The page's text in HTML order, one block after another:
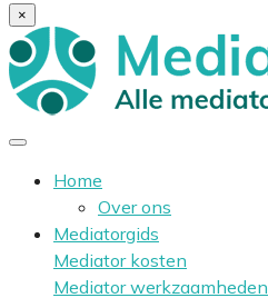
×
Home
Over ons
Mediatorgids
Mediator kosten
Mediator werkzaamheden